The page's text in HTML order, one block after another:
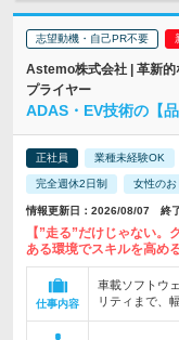
志望動機・自己PR不要
Astemo株式会社 | 革新的
プライヤー
ADAS・EV技術の【
正社員 業種未経験OK
完全週休2日制 女性のお
情報更新日：2026/08/07 終
【”走る”だけじゃない
ある環境でスキルを高め
仕事内容
車載ソフトウ
リティまで、